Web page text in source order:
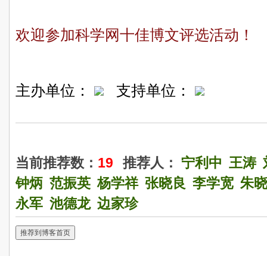
欢迎参加科学网十佳博文评选活动！
主办单位： 支持单位：
当前推荐数： 19 推荐人： 宁利中 王涛
钟炳 范振英 杨学祥 张晓良 李学宽 朱
永军 池德龙 边家珍
推荐到博客首页